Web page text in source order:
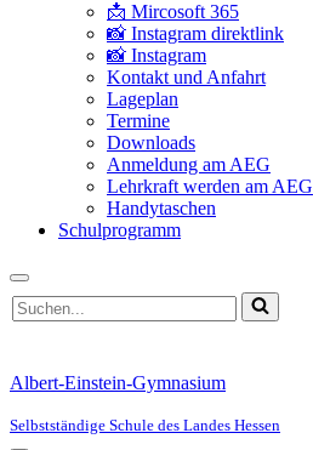
📩 Mircosoft 365
📸 Instagram direktlink
📸 Instagram
Kontakt und Anfahrt
Lageplan
Termine
Downloads
Anmeldung am AEG
Lehrkraft werden am AEG
Handytaschen
Schulprogramm
Suchen
nach …
Albert-Einstein-Gymnasium
Selbstständige Schule des Landes Hessen